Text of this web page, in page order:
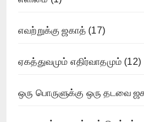
எவற்றுக்கு ஜகாத் (17)
ஏகத்துவமும் எதிர்வாதமும் (12)
ஒரு பொருளுக்கு ஒரு தடவை